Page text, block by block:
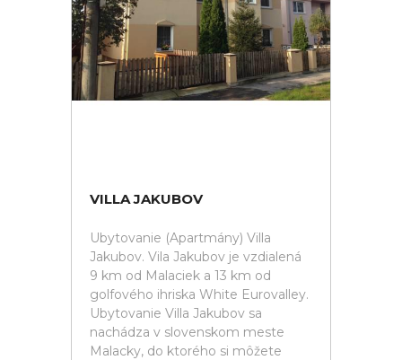
VILLA JAKUBOV
Ubytovanie (Apartmány) Villa
Jakubov. Vila Jakubov je vzdialená
9 km od Malaciek a 13 km od
golfového ihriska White Eurovalley.
Ubytovanie Villa Jakubov sa
nachádza v slovenskom meste
Malacky, do ktorého si môžete